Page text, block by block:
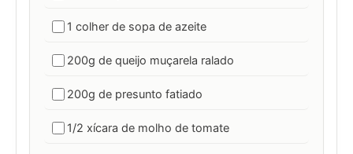
1 colher de sopa de azeite
200g de queijo muçarela ralado
200g de presunto fatiado
1/2 xícara de molho de tomate